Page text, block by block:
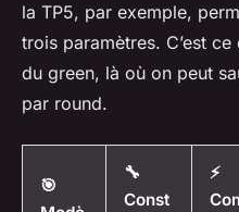
la TP5, par exemple,
trois paramètres. C’est
du green, là où on peut
par round.
🎯
🔧
Const
⚡